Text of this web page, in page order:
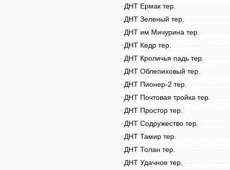
ДНТ Ермак тер.
ДНТ Зеленый тер.
ДНТ им Мичурина тер.
ДНТ Кедр тер.
ДНТ Кроличья падь тер.
ДНТ Облепиховый тер.
ДНТ Пионер-2 тер.
ДНТ Почтовая тройка тер.
ДНТ Простор тер.
ДНТ Содружество тер.
ДНТ Тамир тер.
ДНТ Толан тер.
ДНТ Удачное тер.